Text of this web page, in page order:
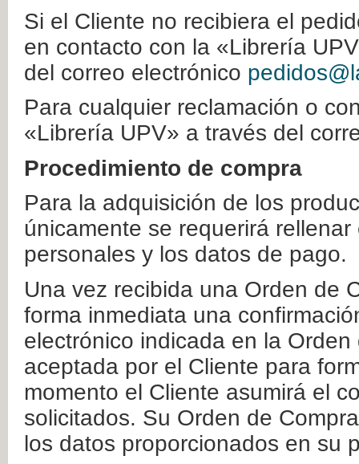
Si el Cliente no recibiera el
en contacto con la «Librería
del correo electrónico
Para cualquier reclamación o
«Librería UPV» a través del
Procedimiento de compra
Para la adquisición de los
únicamente se requerirá
personales y los datos de pago.
Una vez recibida una Orden de
forma inmediata una
electrónico indicada en la
aceptada por el Cliente para
momento el Cliente asumirá el
solicitados. Su Orden de
los datos proporcionados en su